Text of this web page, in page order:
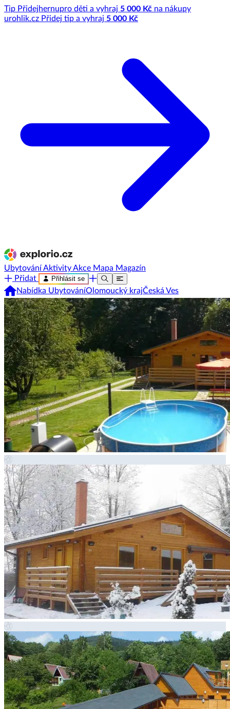
Tip Přidejhernupro děti a vyhraj 5 000 Kč na nákupy
urohlik.cz Přidej tip a vyhraj 5 000 Kč
UbytováníAktivityAkce Mapa Magazín
Přidat
Přihlásit se
Nabídka UbytováníOlomoucký krajČeská Ves